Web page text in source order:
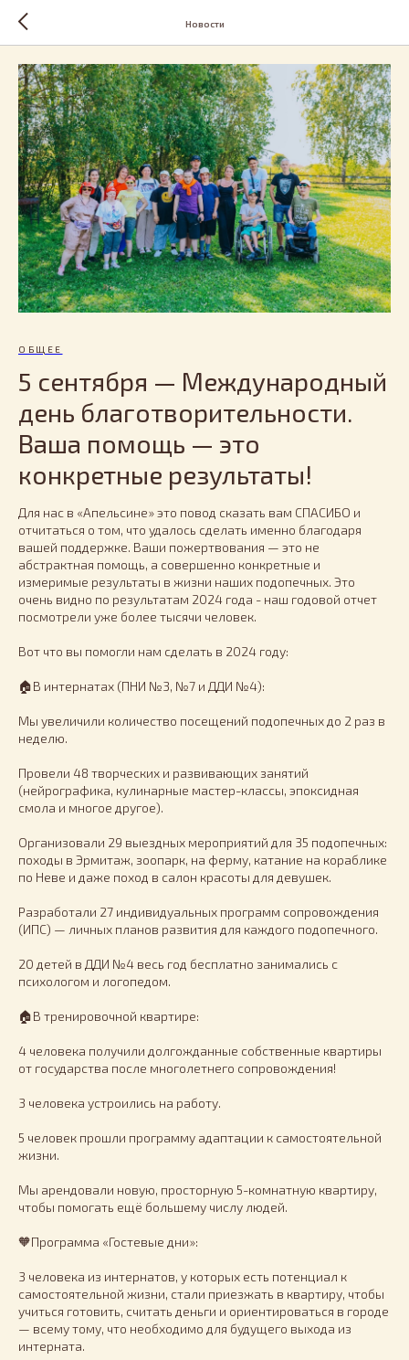
Новости
ОБЩЕЕ
5 сентября — Международный
день благотворительности.
Ваша помощь — это
конкретные результаты!
Для нас в «Апельсине» это повод сказать вам СПАСИБО и
отчитаться о том, что удалось сделать именно благодаря
вашей поддержке. Ваши пожертвования — это не
абстрактная помощь, а совершенно конкретные и
измеримые результаты в жизни наших подопечных. Это
очень видно по результатам 2024 года - наш годовой отчет
посмотрели уже более тысячи человек.
Вот что вы помогли нам сделать в 2024 году:
🏠В интернатах (ПНИ №3, №7 и ДДИ №4):
Мы увеличили количество посещений подопечных до 2 раз в
неделю.
Провели 48 творческих и развивающих занятий
(нейрографика, кулинарные мастер-классы, эпоксидная
смола и многое другое).
Организовали 29 выездных мероприятий для 35 подопечных:
походы в Эрмитаж, зоопарк, на ферму, катание на кораблике
по Неве и даже поход в салон красоты для девушек.
Разработали 27 индивидуальных программ сопровождения
(ИПС) — личных планов развития для каждого подопечного.
20 детей в ДДИ №4 весь год бесплатно занимались с
психологом и логопедом.
🏠В тренировочной квартире:
4 человека получили долгожданные собственные квартиры
от государства после многолетнего сопровождения!
3 человека устроились на работу.
5 человек прошли программу адаптации к самостоятельной
жизни.
Мы арендовали новую, просторную 5-комнатную квартиру,
чтобы помогать ещё большему числу людей.
🧡Программа «Гостевые дни»:
3 человека из интернатов, у которых есть потенциал к
самостоятельной жизни, стали приезжать в квартиру, чтобы
учиться готовить, считать деньги и ориентироваться в городе
— всему тому, что необходимо для будущего выхода из
интерната.